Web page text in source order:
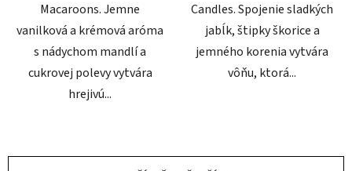
Macaroons. Jemne
vanilková a krémová aróma
s nádychom mandlí a
cukrovej polevy vytvára
hrejivú...
Candles. Spojenie sladkých
jabĺk, štipky škorice a
jemného korenia vytvára
vôňu, ktorá...